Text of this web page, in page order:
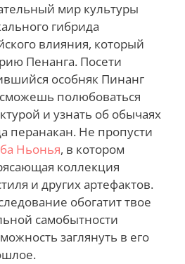
мир культуры
гибрида
влияния, который
Пенанга. Посети
особняк Пинанг
полюбоваться
и узнать об обычаях
перанакан. Не пропусти
Ньонья, в котором
коллекция
и других артефактов.
обогатит твое
самобытности
заглянуть в его